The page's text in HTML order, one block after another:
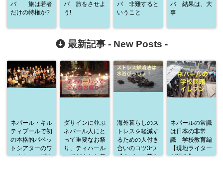
バ 旅は若者
だけの特権か?
バ 旅をさせよ
う!
バ 非難すると
いうこと
バ 結果は、大
事
最新記事 - New Posts -
ネパール・キル
ティプールで初
の本格的パペッ
トシアターのワ
ークショップ！
ダサインに並ぶ
ネパール人にと
って重要なお祭
り、ティハール
ってどんなお祭
海外暮らしのス
トレスを軽減す
るための人付き
合いのコツ3つ
【ネパール暮ら
ネパールの常識
は日本の非常
識 学校教育編
【現地ライター
が語る】